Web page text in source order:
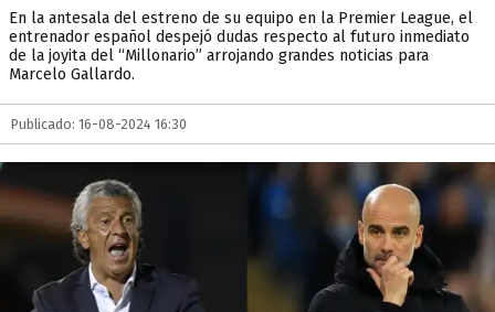
En la antesala del estreno de su equipo en la Premier League, el
entrenador español despejó dudas respecto al futuro inmediato
de la joyita del “Millonario” arrojando grandes noticias para
Marcelo Gallardo.
Publicado: 16-08-2024 16:30